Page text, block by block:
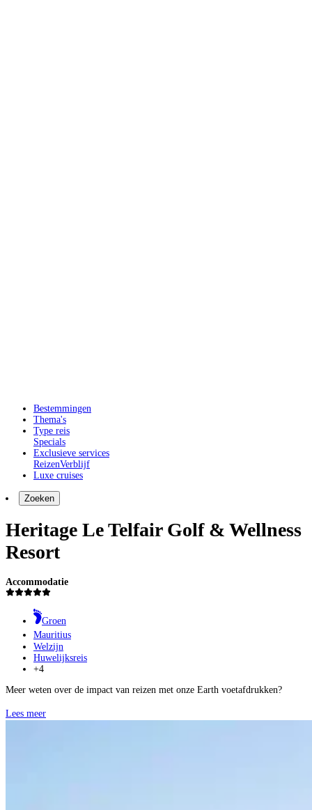
Bestemmingen
Thema's
Type reis
Specials
Exclusieve services
ReizenVerblijf
Luxe cruises
Zoeken
Heritage Le Telfair Golf & Wellness
Resort
Accommodatie
Groen
Mauritius
Welzijn
Huwelijksreis
+4
Meer weten over de impact van reizen met onze Earth voetafdrukken?
Lees meer